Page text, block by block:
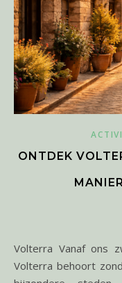
ONTDEK
Volterra Vanaf ons zwembad kijken we uit op Volterra.
Volterra behoort